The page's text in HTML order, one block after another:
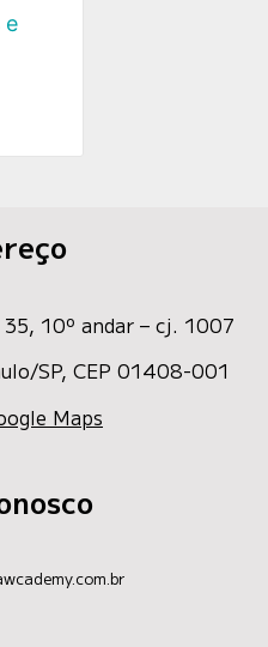
35, 10º andar – cj. 1007
SP, CEP 01408-001
Maps